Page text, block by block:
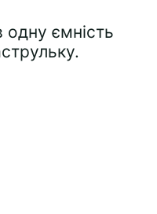
одну ємність